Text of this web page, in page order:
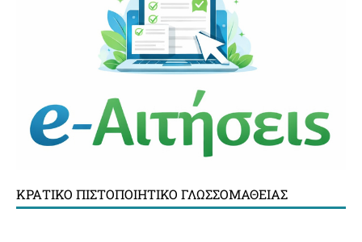
ΚΡΑΤΙΚΌ ΠΙΣΤΟΠΟΙΗΤΙΚΌ ΓΛΩΣΣΟΜΆΘΕΙΑΣ